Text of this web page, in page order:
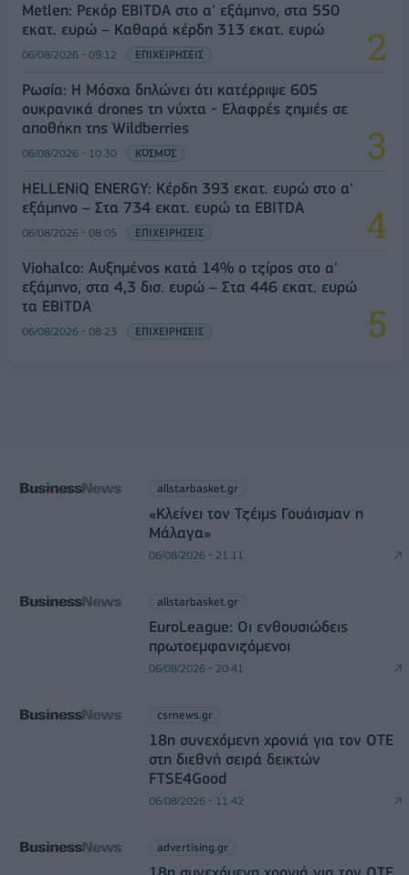
Metlen: Ρεκόρ EBITDA στο α' εξάμηνο, στα 550
εκατ. ευρώ – Καθαρά κέρδη 313 εκατ. ευρώ
06/08/2026 - 09:12 ΕΠΙΧΕΙΡΗΣΕΙΣ
Ρωσία: Η Μόσχα δηλώνει ότι κατέρριψε 605
ουκρανικά drones τη νύχτα - Ελαφρές ζημιές σε
αποθήκη της Wildberries
06/08/2026 - 10:30 ΚΟΣΜΟΣ
HELLENiQ ENERGY: Κέρδη 393 εκατ. ευρώ στο α'
εξάμηνο – Στα 734 εκατ. ευρώ τα EBITDA
06/08/2026 - 08:05 ΕΠΙΧΕΙΡΗΣΕΙΣ
Viohalco: Αυξημένος κατά 14% ο τζίρος στο α'
εξάμηνο, στα 4,3 δισ. ευρώ – Στα 446 εκατ. ευρώ
τα EBITDA
06/08/2026 - 08:23 ΕΠΙΧΕΙΡΗΣΕΙΣ
allstarbasket.gr
«Κλείνει τον Τζέιμς Γουάισμαν η
Μάλαγα»
06/08/2026 - 21:11
allstarbasket.gr
EuroLeague: Οι ενθουσιώδεις
πρωτοεμφανιζόμενοι
06/08/2026 - 20:41
csrnews.gr
18η συνεχόμενη χρονιά για τον ΟΤΕ
στη διεθνή σειρά δεικτών
FTSE4Good
06/08/2026 - 11:42
advertising.gr